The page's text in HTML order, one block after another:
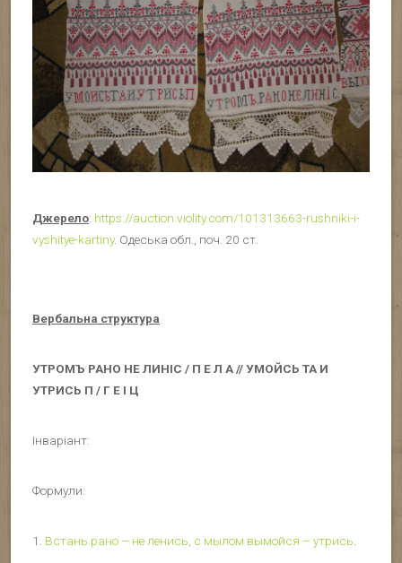
Джерело: https://auction.violity.com/101313663-rushniki-i-
vyshitye-kartiny. Одеська обл., поч. 20 ст.
Вербальна структура
УТРОМЪ РАНО НЕ ЛИНІС / П Е Л А // УМОЙСЬ ТА И
УТРИСЬ П / Г Е І Ц
Інваріант:
Формули:
1. Встань рано – не ленись, с мылом вымойся – утрись